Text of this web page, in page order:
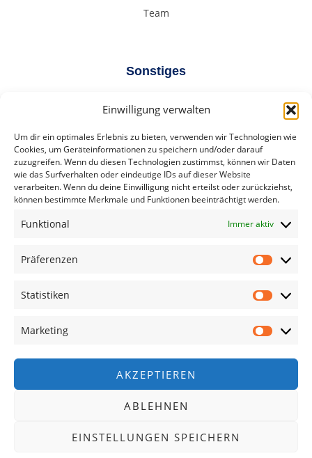
Einwilligung verwalten
Um dir ein optimales Erlebnis zu bieten, verwenden wir Technologien wie
Cookies, um Geräteinformationen zu speichern und/oder darauf
zuzugreifen. Wenn du diesen Technologien zustimmst, können wir Daten
wie das Surfverhalten oder eindeutige IDs auf dieser Website
verarbeiten. Wenn du deine Einwilligung nicht erteilst oder zurückziehst,
können bestimmte Merkmale und Funktionen beeinträchtigt werden.
Funktional Immer aktiv
Präferenzen
Statistiken
Marketing
AKZEPTIEREN
ABLEHNEN
EINSTELLUNGEN SPEICHERN
Team
Sonstiges
Blog/Aktuelles
Kontakt
513925 QM08 513925 UM